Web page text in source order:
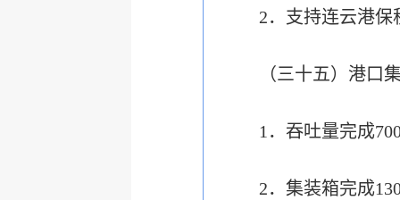
2．支持连云港
（三十五）港口
1．吞吐量完成
2．集装箱完成